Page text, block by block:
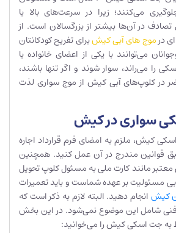
می‌کنند؛ زیرا در سرعت‌های بالا یا
در آن‌ها بیشتر از بزرگسالان است. از
درموج های آبی کیشبرای تفریح کودکانتان
می‌توانند با یکی از اعضای خانواده یا
را می‌راند، سوار شوند و اگر تنها باشند،
در کلوپ‌های آبی کیش از موج سواری لذت
سواری در کیش
کیش، ملزم به امضای فرم قرارداد اجاره
قوانین مندرج در آن عمل کنید. همچنین
مانند کارت ملی به مسئول کلوپ تحویل
مسئولیت بر عهده شماست و باید تعمیرات
کیش انجام دهید. البته لازم به ذکر است که
شامل این موضوع نمی‌شود. در این بخش
به جت اسکی کیش را می‌خوانید: